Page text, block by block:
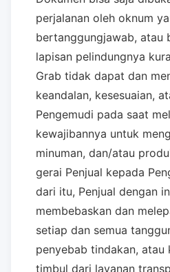
perjalanan oleh oknum
bertanggungjawab, atau
lapisan pelindungnya
Grab tidak dapat dan
keandalan, kesesuaian,
Pengemudi pada saat
kewajibannya untuk
minuman, dan/atau
gerai Penjual kepada
dari itu, Penjual dengan
membebaskan dan
setiap dan semua
penyebab tindakan, atau
timbul dari layanan